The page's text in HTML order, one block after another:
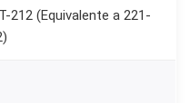
212 (Equivalente a 221-